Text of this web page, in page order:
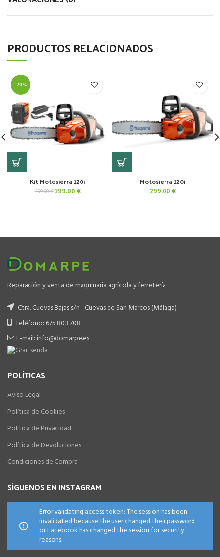
PRODUCTOS RELACIONADOS
-20%
Kit Motosierra 120i
499.00€El
399.00 €El
Motosierra 120i
299.00 €
Reparación y venta de maquinaria agrícola y ferretería
Ctra. Cuevas Bajas s/n - Cuevas de San Marcos (Málaga)
Teléfono: 675 803 708
E-mail: info@domarpe.es
POLÍTICAS
Aviso Legal
Política de Cookies
Política de Privacidad
Política de Devoluciones
Condiciones de Compra
SÍGUENOS EN INSTAGRAM
Error validating access token: The session has been
invalidated because the user changed their password
or Facebook has changed the session for security
reasons.